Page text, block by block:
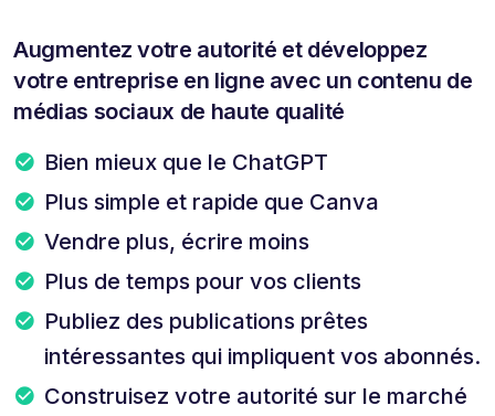
Augmentez votre autorité et développez
votre entreprise en ligne avec un contenu de
médias sociaux de haute qualité
Bien mieux que le ChatGPT
Plus simple et rapide que Canva
Vendre plus, écrire moins
Plus de temps pour vos clients
Publiez des publications prêtes
intéressantes qui impliquent vos abonnés.
Construisez votre autorité sur le marché